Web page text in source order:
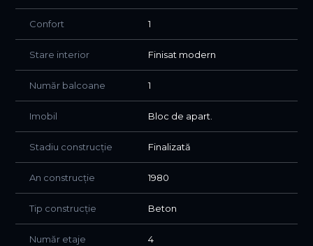
Locuinta este ideala pentru un cuplu sau o familie iar
animalele de companie nu sunt acceptate.
Nu este permis fumatul in incinta apartamentului.
chirias si se percep doua luni de garantie.
Pentru detalii si vizionari va stam la dispozitie !
Confort 1
Stare interior Finisat modern
Număr balcoane 1
Imobil Bloc de apart.
Stadiu construcție Finalizată
An construcție 1980
Tip construcție Beton
Număr etaje
4